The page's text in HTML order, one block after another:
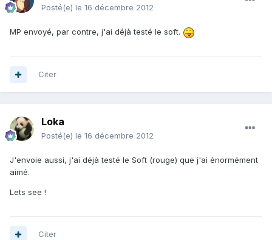
Posté(e) le 16 décembre 2012
MP envoyé, par contre, j'ai déjà testé le soft.
Citer
Loka
Posté(e) le 16 décembre 2012
J'envoie aussi, j'ai déjà testé le Soft (rouge) que j'ai énormément
aimé.
Lets see !
Citer